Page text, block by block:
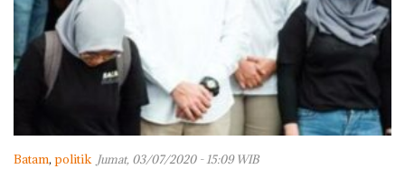
Batam, politik Jumat, 03/07/2020 - 15:09 WIB